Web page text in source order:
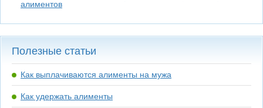
алиментов
Полезные статьи
Как выплачиваются алименты на мужа
Как удержать алименты